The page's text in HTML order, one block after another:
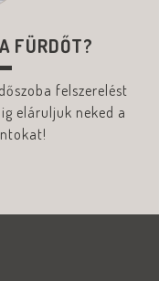
FÜRDŐT?
felszerelést
eláruljuk neked a